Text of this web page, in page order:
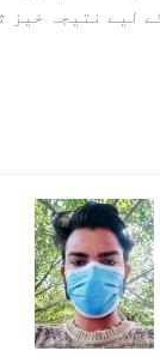
لیے نتیجہ خیز